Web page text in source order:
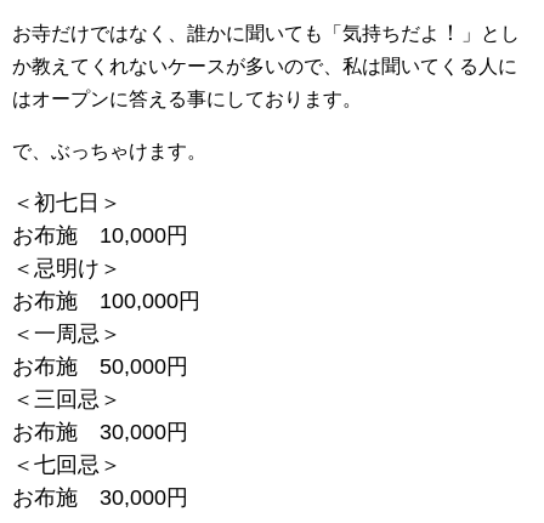
お寺だけではなく、誰かに聞いても「気持ちだよ ！
」とし
か教えてくれないケースが多いので、私は聞いてくる人に
はオープンに答える事にしております。
で、ぶっちゃけます。
＜初七日＞
お布施 10,000円
＜忌明け＞
お布施 100,000円
＜一周忌＞
お布施 50,000円
＜三回忌＞
お布施 30,000円
＜七回忌＞
お布施 30,000円